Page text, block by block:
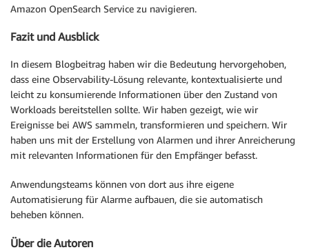
Amazon OpenSearch Service zu navigieren.
Fazit und Ausblick
In diesem Blogbeitrag haben wir die Bedeutung hervorgehoben,
dass eine Observability-Lösung relevante, kontextualisierte und
leicht zu konsumierende Informationen über den Zustand von
Workloads bereitstellen sollte. Wir haben gezeigt, wie wir
Ereignisse bei AWS sammeln, transformieren und speichern. Wir
haben uns mit der Erstellung von Alarmen und ihrer Anreicherung
mit relevanten Informationen für den Empfänger befasst.
Anwendungsteams können von dort aus ihre eigene
Automatisierung für Alarme aufbauen, die sie automatisch
beheben können.
Über die Autoren